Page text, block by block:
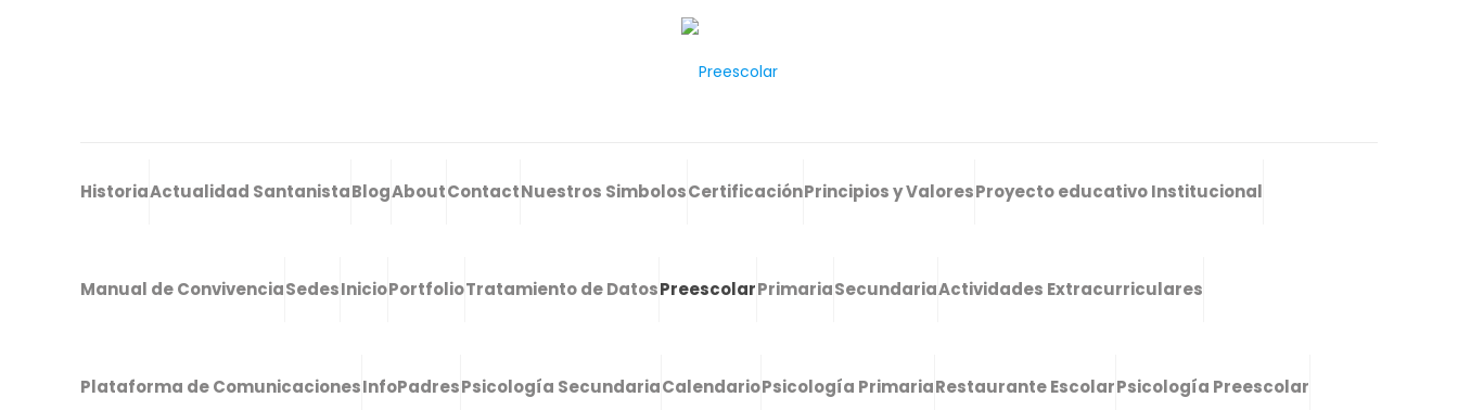
HistoriaActualidad SantanistaBlogAboutContactNuestros SimbolosCertificaciónPrincipios y ValoresProyecto educativo Institucional
Manual de ConvivenciaSedesInicioPortfolioTratamiento de DatosPreescolarPrimariaSecundariaActividades Extracurriculares
Plataforma de ComunicacionesInfoPadresPsicología SecundariaCalendarioPsicología PrimariaRestaurante EscolarPsicología Preescolar